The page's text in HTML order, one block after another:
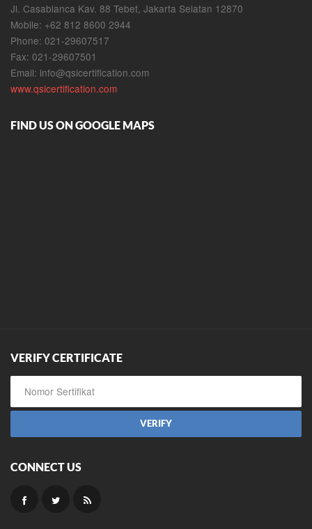
Jl. Casablanca Kav. 88 Tebet, Jakarta Selatan 12870
Mobile: +62 812 8600 2944
Phone: 021-29607517
Fax: 021-29607501
Email: info@qsicertification.com
www.qsicertification.com
FIND US ON GOOGLE MAPS
VERIFY CERTIFICATE
CONNECT US